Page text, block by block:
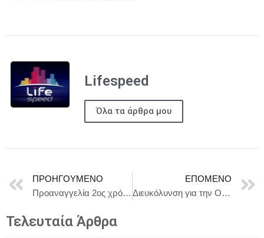
Lifespeed
Όλα τα άρθρα μου
ΠΡΟΗΓΟΎΜΕΝΟ
Προαναγγελία 2ος χρόνος ΑΝΘΡΩΠΟΣ ΧΩΡΙΣ ΟΝΟΜΑ
ΕΠΌΜΕΝΟ
Διευκόλυνση για την Ουκρανία: Το Κίεβο θα λάβει πάνω από 3,2 δισεκατομμύρια ευρώ σε στήριξη από την ΕΕ
Τελευταία Άρθρα